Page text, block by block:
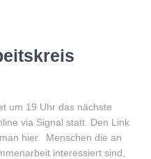
um 19 Uhr das nächste
via Signal statt. Den Link
hier. Menschen die an
interessiert sind,